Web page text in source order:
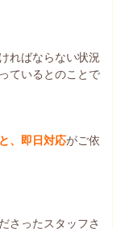
ればならない状況
ているとのことで
、即日対応がご依
さったスタッフさ